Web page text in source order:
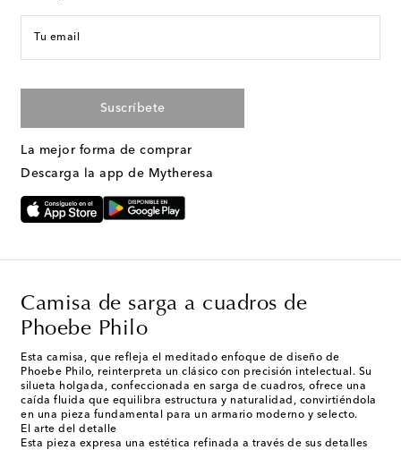
Tu email
Suscríbete
La mejor forma de comprar
Descarga la app de Mytheresa
Camisa de sarga a cuadros de
Phoebe Philo
Esta camisa, que refleja el meditado enfoque de diseño de
Phoebe Philo, reinterpreta un clásico con precisión intelectual. Su
silueta holgada, confeccionada en sarga de cuadros, ofrece una
caída fluida que equilibra estructura y naturalidad, convirtiéndola
en una pieza fundamental para un armario moderno y selecto.
El arte del detalle
Esta pieza expresa una estética refinada a través de sus detalles